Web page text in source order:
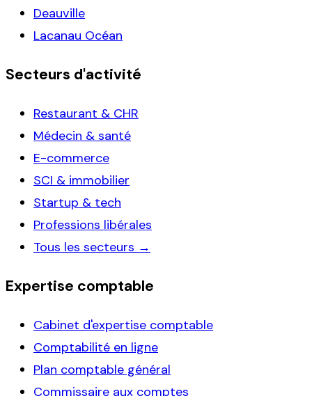
Deauville
Lacanau Océan
Secteurs d'activité
Restaurant & CHR
Médecin & santé
E-commerce
SCI & immobilier
Startup & tech
Professions libérales
Tous les secteurs →
Expertise comptable
Cabinet d'expertise comptable
Comptabilité en ligne
Plan comptable général
Commissaire aux comptes